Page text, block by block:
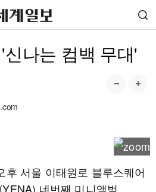
나는 컴백 무대'
후 서울 이태원로 블루스퀘어
네번째 미니앨범